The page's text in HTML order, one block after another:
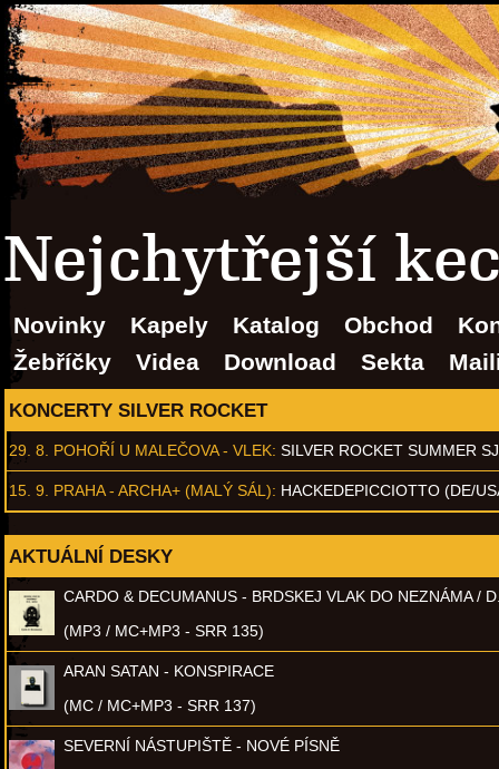
Nejchytřejší
Novinky Kapely Katalog Obchod
Žebříčky
Videa Download Sekta
KONCERTY SILVER ROCKET
29. 8. POHOŘÍ U MALEČOVA - VLEK: SILVER ROCKET SUMMER
15. 9. PRAHA - ARCHA+ (MALÝ SÁL): HACKEDEPICCIOTTO (DE/
AKTUÁLNÍ DESKY
CARDO & DECUMANUS - BRDSKEJ VLAK DO NEZNÁMA /
(MP3 / MC+MP3 - SRR 135)
ARAN SATAN - KONSPIRACE
(MC / MC+MP3 - SRR 137)
SEVERNÍ NÁSTUPIŠTĚ - NOVÉ PÍSNĚ